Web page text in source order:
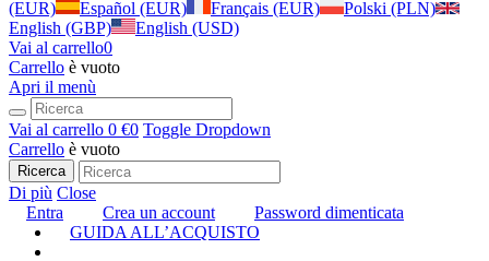
(EUR)
Español (EUR) Français (EUR)
Polski (PLN)
English (GBP)
English (USD)
Vai al carrello0
Carrello è vuoto
Apri il menù
Vai al carrello 0 €0 Toggle Dropdown
Carrello è vuoto
Ricerca
Di più Close
Entra
Crea un account
Password dimenticata
GUIDA ALL’ACQUISTO